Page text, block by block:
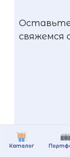
Каталог
Оставьте
свяжемся